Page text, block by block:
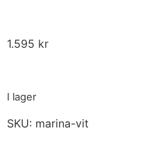
1.595 kr
I lager
SKU: marina-vit